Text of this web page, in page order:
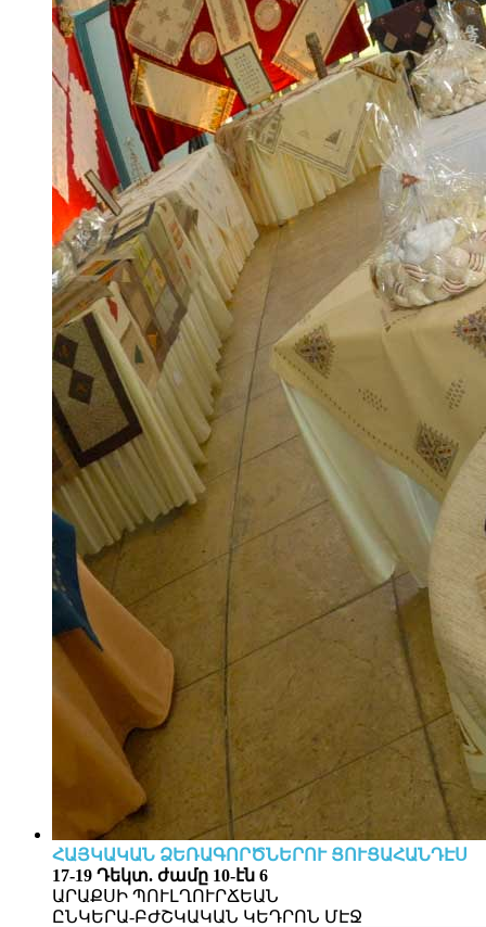
ՀԱՅԿԱԿԱՆ ՁԵՌԱԳՈՐԾՆԵՐՈՒ ՑՈՒՑԱՀԱՆԴԷՍ
17-19 Դեկտ. ժամը 10-էն 6
ԱՐԱՔՍԻ ՊՈՒԼՂՈՒՐՃԵԱՆ
ԸՆԿԵՐԱ-ԲԺՇԿԱԿԱՆ ԿԵԴՐՈՆ ՄԷՋ